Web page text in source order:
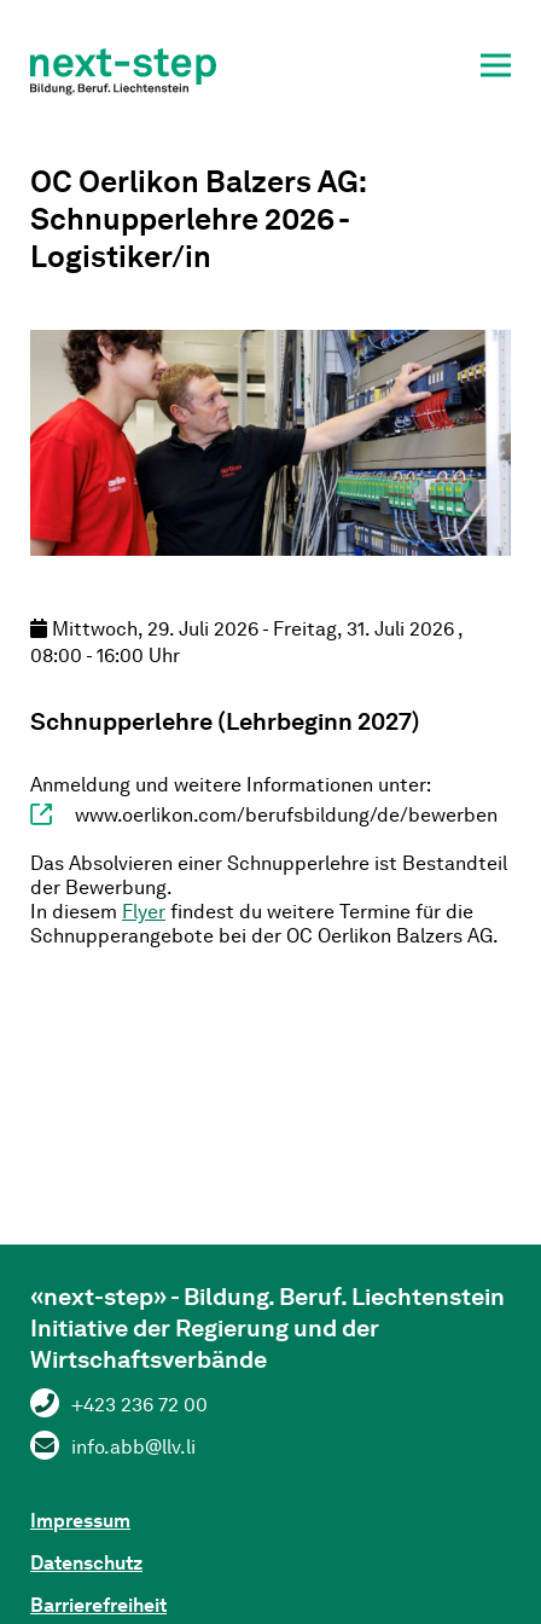
Beratung & Unterstützung
OC Oerlikon Balzers AG:
Schnupperlehre 2026 -
Logistiker/in
Mittwoch, 29. Juli 2026 - Freitag, 31. Juli 2026 ,
08:00 - 16:00 Uhr
Schnupperlehre (Lehrbeginn 2027)
Anmeldung und weitere Informationen unter:
www.oerlikon.com/berufsbildung/de/bewerben
Das Absolvieren einer Schnupperlehre ist Bestandteil
der Bewerbung.
In diesem Flyer findest du weitere Termine für die
Schnupperangebote bei der OC Oerlikon Balzers AG.
«next-step» - Bildung. Beruf. Liechtenstein
Initiative der Regierung und der
Wirtschaftsverbände
+423 236 72 00
info.abb@llv.li
Impressum
Datenschutz
Barrierefreiheit